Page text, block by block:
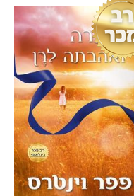
בסגנון שונאים
הז'אנר הרומנטי
ואהבה כנגד כל
וגיבורה חובבת טבע